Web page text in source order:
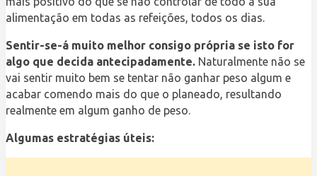
alimentação em todas as refeições, todos os dias.
Sentir-se-á muito melhor consigo própria se isto for
algo que decida antecipadamente. Naturalmente não se
vai sentir muito bem se tentar não ganhar peso algum e
acabar comendo mais do que o planeado, resultando
realmente em algum ganho de peso.
Algumas estratégias úteis: